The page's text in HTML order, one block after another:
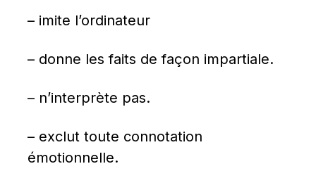
– imite l’ordinateur
– donne les faits de façon impartiale.
– n’interprète pas.
– exclut toute connotation
émotionnelle.